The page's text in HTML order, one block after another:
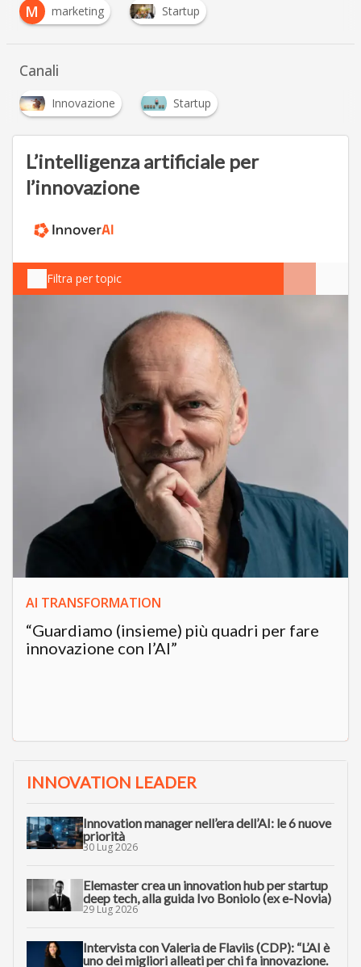
M
marketing Startup
Canali
Innovazione Startup
L’intelligenza artificiale per
l’innovazione
Filtra per topic
AI TRANSFORMATION
“Guardiamo (insieme) più quadri per fare
innovazione con l’AI”
INNOVATION LEADER
Innovation manager nell’era dell’AI: le 6 nuove
priorità
30 Lug 2026
Elemaster crea un innovation hub per startup
deep tech, alla guida Ivo Boniolo (ex e-Novia)
29 Lug 2026
Intervista con Valeria de Flaviis (CDP): “L’AI è
uno dei migliori alleati per chi fa innovazione.